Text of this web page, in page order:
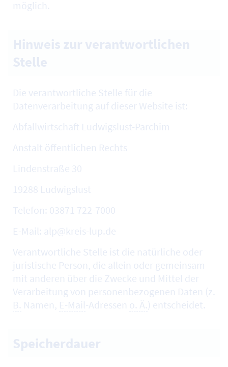
möglich.
Die verantwortliche Stelle für die
Datenverarbeitung auf dieser Website ist:
Abfallwirtschaft Ludwigslust-Parchim
Anstalt öffentlichen Rechts
Lindenstraße 30
19288 Ludwigslust
Telefon: 03871 722-7000
E-Mail: alp@kreis-lup.de
Verantwortliche Stelle ist die natürliche oder
juristische Person, die allein oder gemeinsam
mit anderen über die Zwecke und Mittel der
Verarbeitung von personenbezogenen Daten (z.
B. Namen, E-Mail-Adressen o. Ä.) entscheidet.